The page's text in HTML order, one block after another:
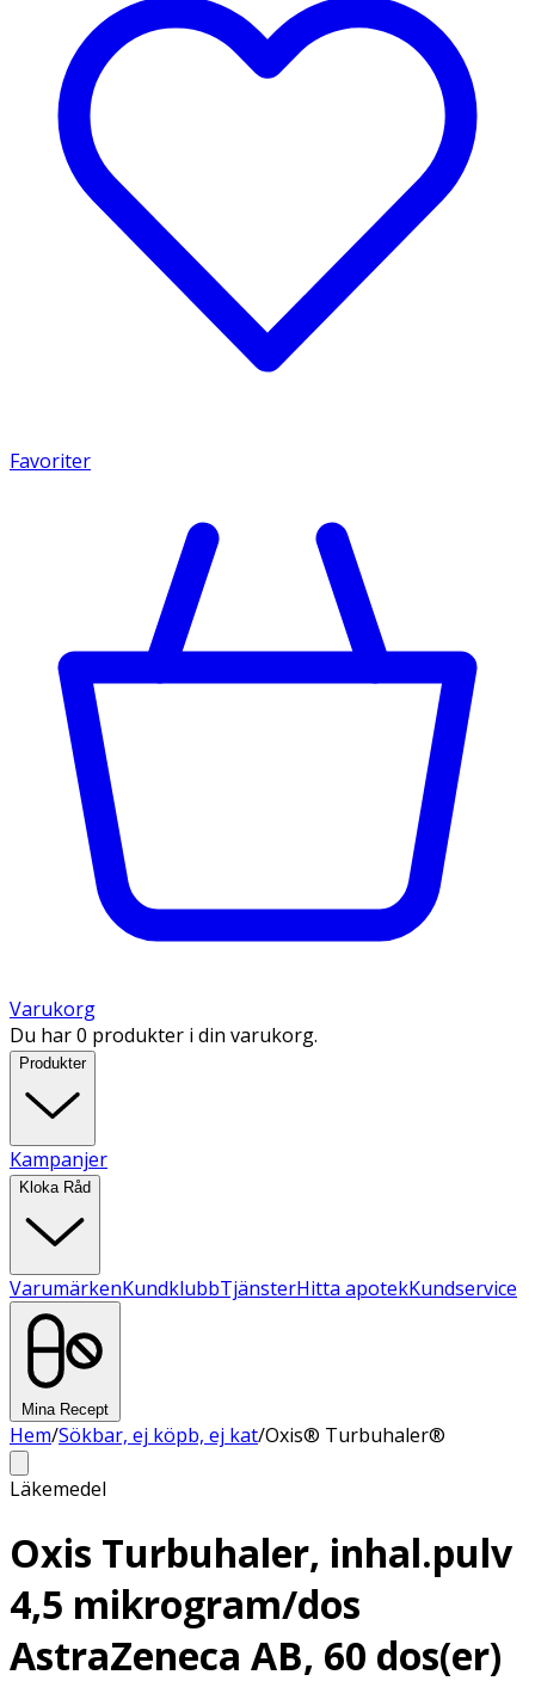
Favoriter
Varukorg
Du har 0 produkter i din varukorg.
Produkter
Kampanjer
Kloka Råd
VarumärkenKundklubbTjänsterHitta apotekKundservice
Mina Recept
Hem/Sökbar, ej köpb, ej kat/Oxis® Turbuhaler®
Läkemedel
Oxis Turbuhaler, inhal.pulv
4,5 mikrogram/dos
AstraZeneca AB, 60 dos(er)